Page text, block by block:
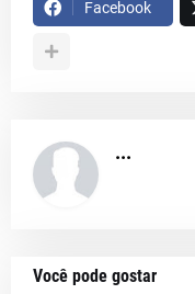
Facebook
...
Você pode gostar